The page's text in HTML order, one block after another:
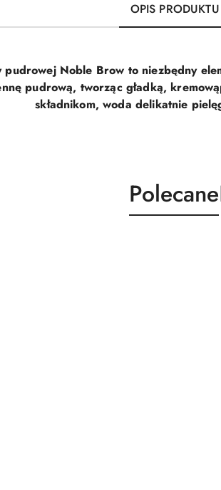
OPIS PRODUKTU
pudrowej Noble Brow to niezbędny
pudrową, tworząc gładką,
składnikom, woda delikatnie
Produkty
o
Polecane
o